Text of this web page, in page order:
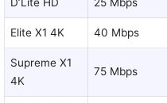
Elite X1 4K 40 Mbps
Supreme X1
4K
75 Mbps